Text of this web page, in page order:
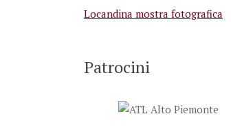
Locandina mostra fotografica
Patrocini